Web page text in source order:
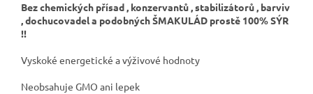
Bezchemických přísad , konzervantů , stabilizátorů , barviv
, dochucovadel a podobných ŠMAKULÁD prostě 100% SÝR
!!
Vyskoké energetické a výživové hodnoty
Neobsahuje GMO ani lepek